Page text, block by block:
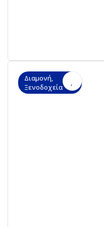
Διαμονή,
Ξενοδοχεία